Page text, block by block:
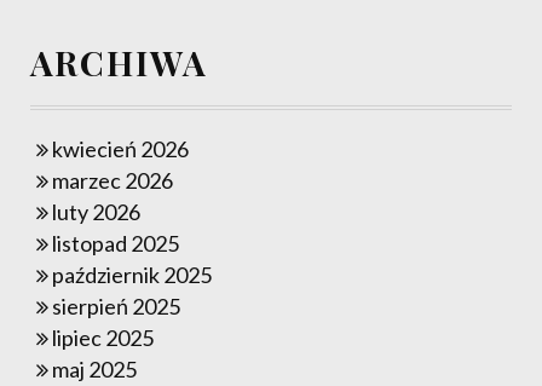
ARCHIWA
kwiecień 2026
marzec 2026
luty 2026
listopad 2025
październik 2025
sierpień 2025
lipiec 2025
maj 2025